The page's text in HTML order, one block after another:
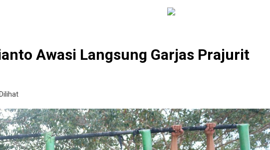
Awasi Langsung Garjas Prajurit